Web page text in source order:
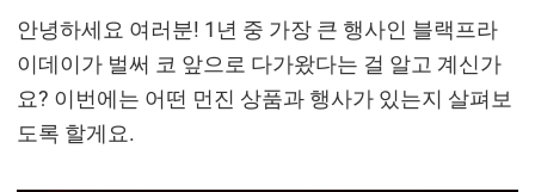
안녕하세요 여러분! 1년 중 가장 큰 행사인 블랙프라
이데이가 벌써 코 앞으로 다가왔다는 걸 알고 계신가
요? 이번에는 어떤 먼진 상품과 행사가 있는지 살펴보
도록 할게요.